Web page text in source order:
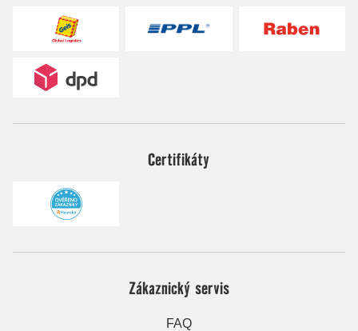
Certifikáty
Zákaznický servis
FAQ